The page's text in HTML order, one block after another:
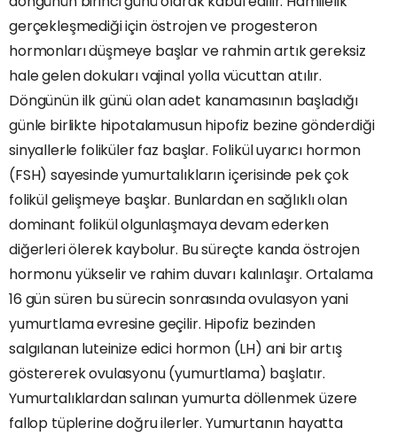
gerçekleşmediği için östrojen ve progesteron
hormonları düşmeye başlar ve rahmin artık gereksiz
hale gelen dokuları vajinal yolla vücuttan atılır.
Döngünün ilk günü olan adet kanamasının başladığı
günle birlikte hipotalamusun hipofiz bezine gönderdiği
sinyallerle foliküler faz başlar. Folikül uyarıcı hormon
(FSH) sayesinde yumurtalıkların içerisinde pek çok
folikül gelişmeye başlar. Bunlardan en sağlıklı olan
dominant folikül olgunlaşmaya devam ederken
diğerleri ölerek kaybolur. Bu süreçte kanda östrojen
hormonu yükselir ve rahim duvarı kalınlaşır. Ortalama
16 gün süren bu sürecin sonrasında ovulasyon yani
yumurtlama evresine geçilir. Hipofiz bezinden
salgılanan luteinize edici hormon (LH) ani bir artış
göstererek ovulasyonu (yumurtlama) başlatır.
Yumurtalıklardan salınan yumurta döllenmek üzere
fallop tüplerine doğru ilerler. Yumurtanın hayatta